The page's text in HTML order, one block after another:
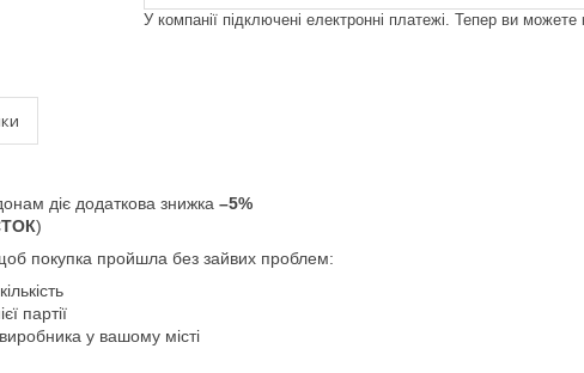
У компанії підключені електронні платежі. Тепер ви
діє додаткова знижка –5%
)
покупка пройшла без зайвих проблем:
партії
у вашому місті